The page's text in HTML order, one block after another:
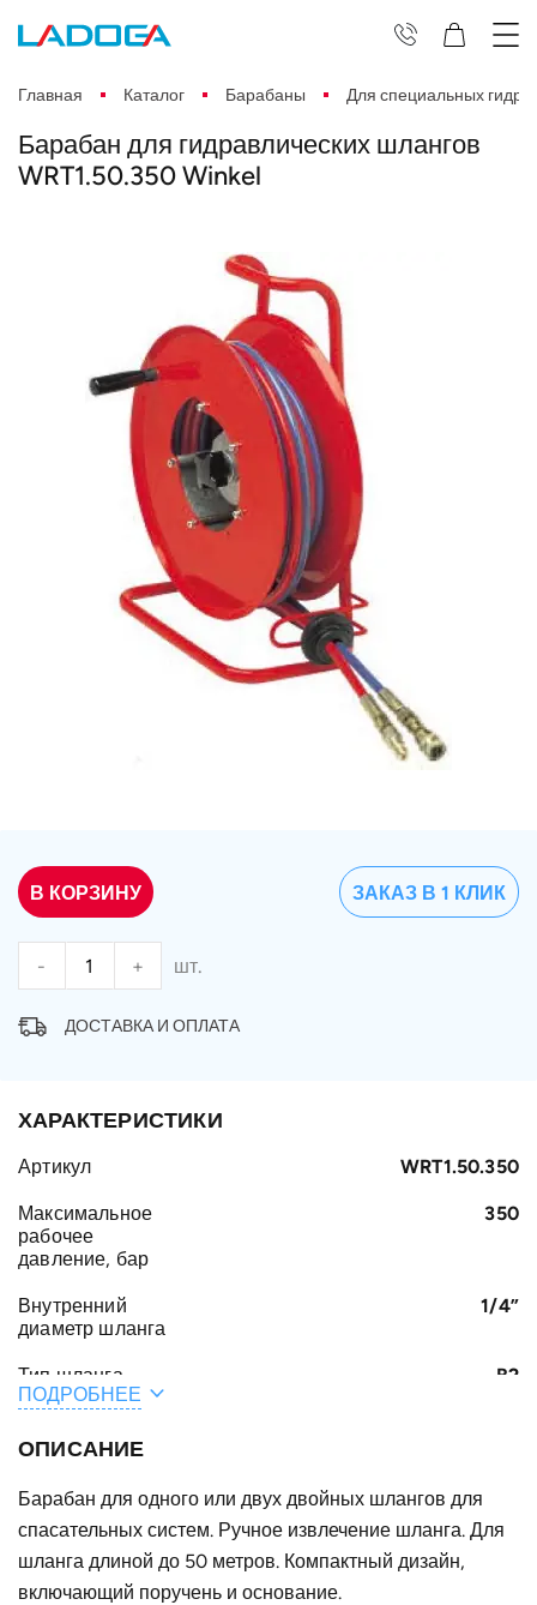
Главная Каталог Барабаны Для специальных
Барабан для гидравлических шлангов
WRT1.50.350 Winkel
В КОРЗИНУ
- + шт.
ЗАКАЗ В 1 КЛИК
ДОСТАВКА И ОПЛАТА
ХАРАКТЕРИСТИКИ
Артикул WRT1.50.350
Максимальное
рабочее
давление, бар
350
Внутренний
диаметр шланга
1/4”
Тип шланга B2
шланга /
A, мм
C, мм
ПОДРОБНЕЕ
ОПИСАНИЕ
Барабан для одного или двух двойных шлангов для
спасательных систем. Ручное извлечение шланга. Для
шланга длиной до 50 метров. Компактный дизайн,
включающий поручень и основание.